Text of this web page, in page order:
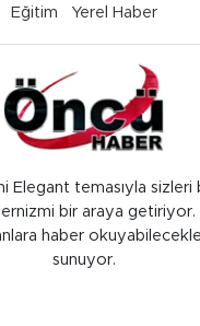
Eğitim
Yerel Haber
Elegant temasıyla sizleri
bir araya
haber
sunuyor.